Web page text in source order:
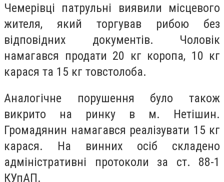
Чемерівці патрульні виявили місцевого
жителя, який торгував рибою без
відповідних документів. Чоловік
намагався продати 20 кг коропа, 10 кг
карася та 15 кг товстолоба.
Аналогічне порушення було також
викрито на ринку в м. Нетішин.
Громадянин намагався реалізувати 15 кг
карася. На винних осіб складено
адміністративні протоколи за ст. 88-1
КУпАП.